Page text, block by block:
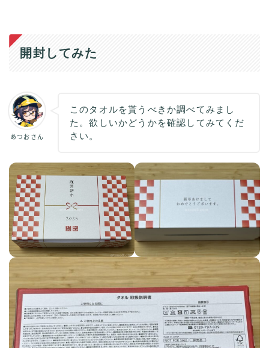
開封してみた
あつおさん
このタオルを貰うべきか調べてみまし
た。欲しいかどうかを確認してみてくだ
さい。